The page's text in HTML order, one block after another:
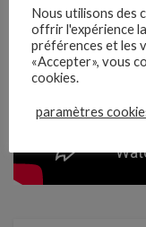
Nous utilisons des
offrir l'expérience
préférences et les
«Accepter», vous
cookies.
paramètres